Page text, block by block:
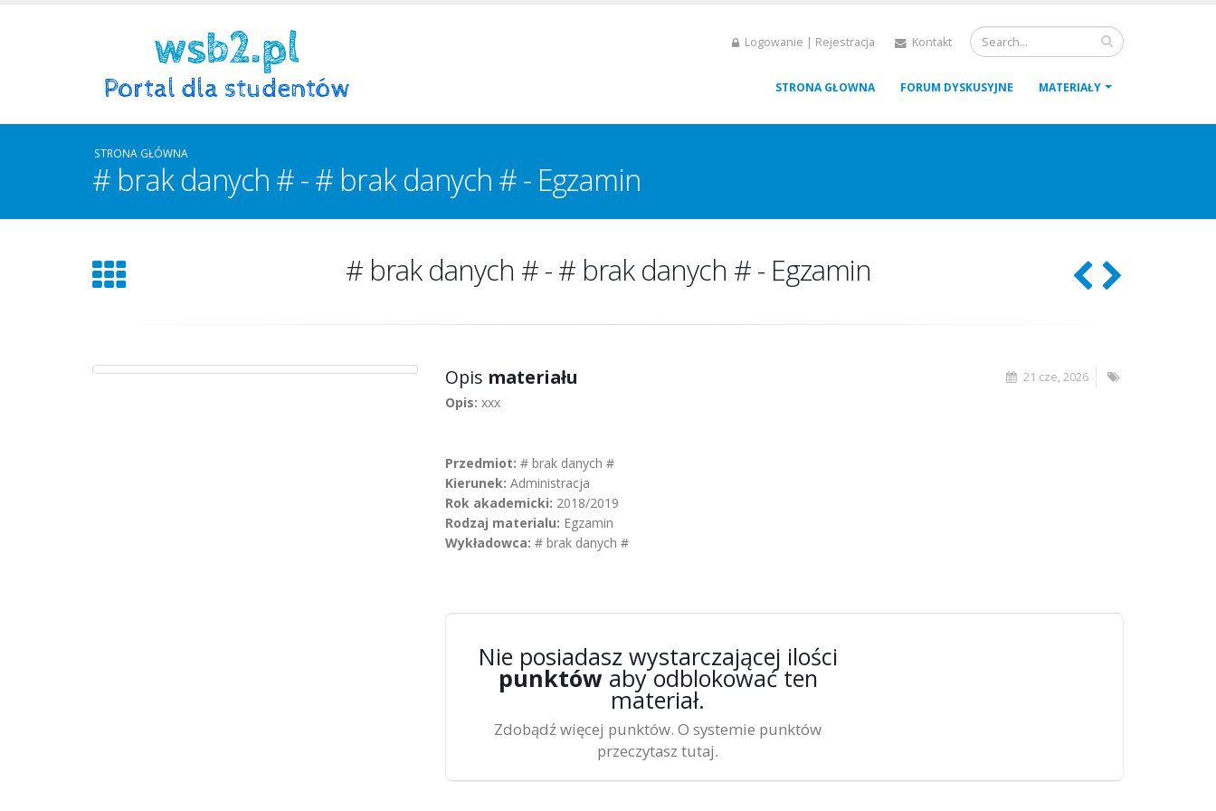
Logowanie | Rejestracja Kontakt
STRONA GŁOWNA FORUM DYSKUSYJNE MATERIAŁY
STRONA GŁÓWNA
# brak danych # - # brak danych # - Egzamin
# brak danych # - # brak danych # - Egzamin
21 cze, 2026
Opis materiału
Opis: xxx
Przedmiot: # brak danych #
Kierunek: Administracja
Rok akademicki: 2018/2019
Rodzaj materialu: Egzamin
Wykładowca: # brak danych #
Nie posiadasz wystarczającej ilości
punktów aby odblokować ten
materiał.
Zdobądź więcej punktów. O systemie punktów
przeczytasz tutaj.